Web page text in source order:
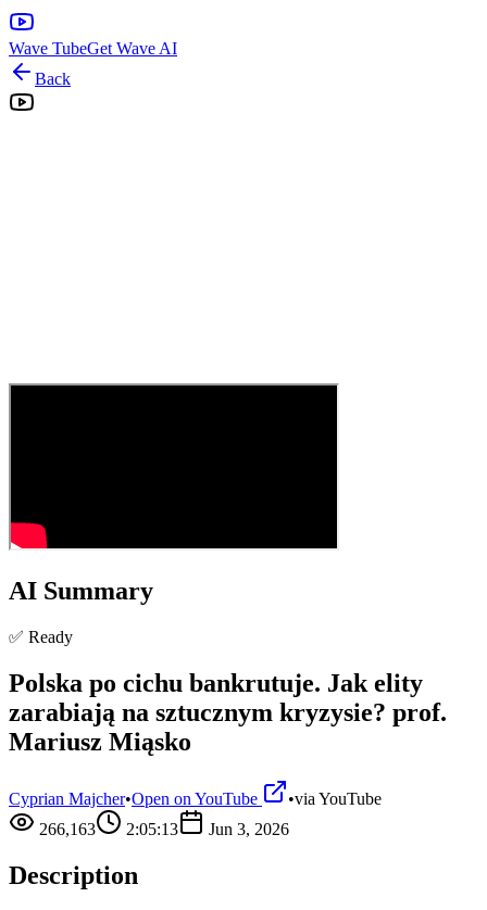
Wave TubeGet Wave AI
Back
AI Summary
✅ Ready
Polska po cichu bankrutuje. Jak elity
zarabiają na sztucznym kryzysie? prof.
Mariusz Miąsko
Cyprian Majcher•Open on YouTube •via YouTube
266,163
2:05:13 Jun 3, 2026
Description